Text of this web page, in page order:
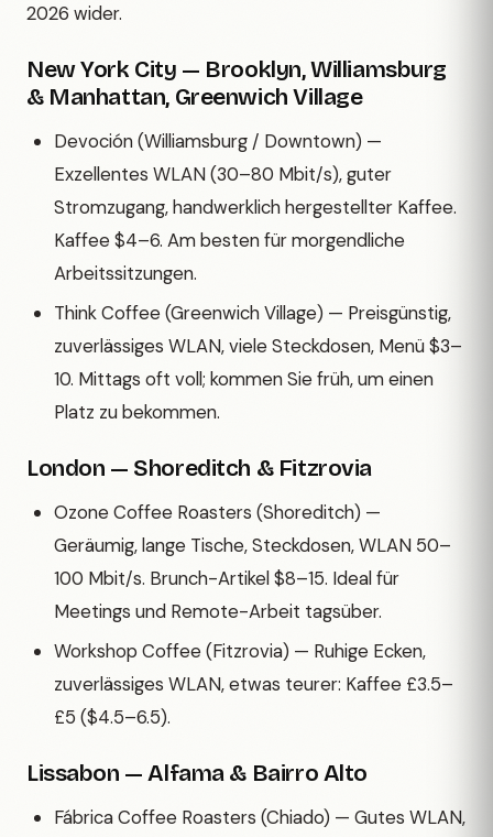
2026 wider.
New York City — Brooklyn, Williamsburg
& Manhattan, Greenwich Village
Devoción (Williamsburg / Downtown) —
Exzellentes WLAN (30–80 Mbit/s), guter
Stromzugang, handwerklich hergestellter Kaffee.
Kaffee $4–6. Am besten für morgendliche
Arbeitssitzungen.
Think Coffee (Greenwich Village) — Preisgünstig,
zuverlässiges WLAN, viele Steckdosen, Menü $3–
10. Mittags oft voll; kommen Sie früh, um einen
Platz zu bekommen.
London — Shoreditch & Fitzrovia
Ozone Coffee Roasters (Shoreditch) —
Geräumig, lange Tische, Steckdosen, WLAN 50–
100 Mbit/s. Brunch-Artikel $8–15. Ideal für
Meetings und Remote-Arbeit tagsüber.
Workshop Coffee (Fitzrovia) — Ruhige Ecken,
zuverlässiges WLAN, etwas teurer: Kaffee £3.5–
£5 ($4.5–6.5).
Lissabon — Alfama & Bairro Alto
Fábrica Coffee Roasters (Chiado) — Gutes WLAN,